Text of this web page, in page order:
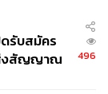
รับสมัคร
งสัญญาณ
496